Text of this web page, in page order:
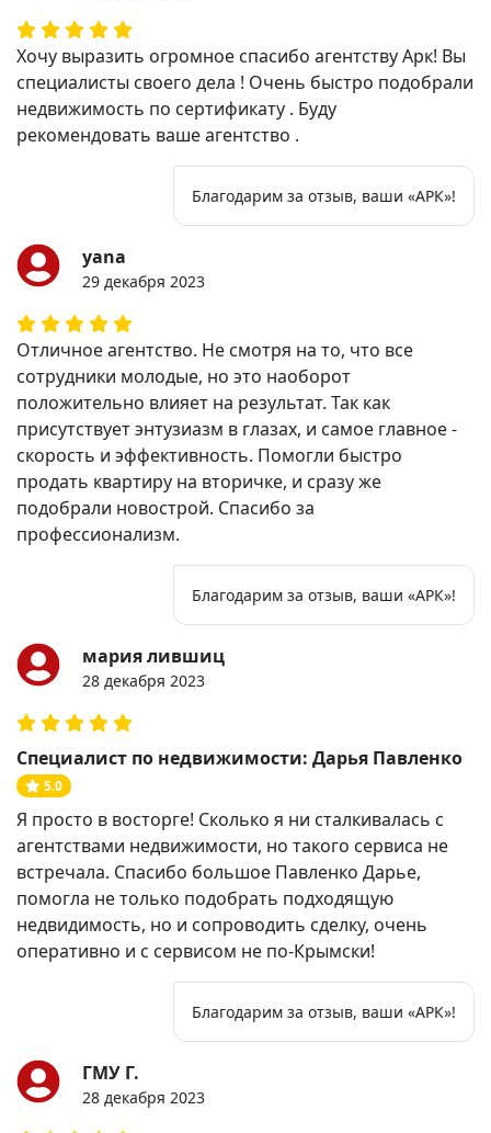
Хочу выразить огромное спасибо агентству Арк! Вы
специалисты своего дела ! Очень быстро подобрали
недвижимость по сертификату . Буду
рекомендовать ваше агентство .
Благодарим за отзыв, ваши «АРК»!
yana
29 декабря 2023
Отличное агентство. Не смотря на то, что все
сотрудники молодые, но это наоборот
положительно влияет на результат. Так как
присутствует энтузиазм в глазах, и самое главное -
скорость и эффективность. Помогли быстро
продать квартиру на вторичке, и сразу же
подобрали новострой. Спасибо за
профессионализм.
Благодарим за отзыв, ваши «АРК»!
мария лившиц
28 декабря 2023
Специалист по недвижимости: Дарья Павленко
5.0
Я просто в восторге! Сколько я ни сталкивалась с
агентствами недвижимости, но такого сервиса не
встречала. Спасибо большое Павленко Дарье,
помогла не только подобрать подходящую
недвидимость, но и сопроводить сделку, очень
оперативно и с сервисом не по-Крымски!
Благодарим за отзыв, ваши «АРК»!
ГМУ Г.
28 декабря 2023